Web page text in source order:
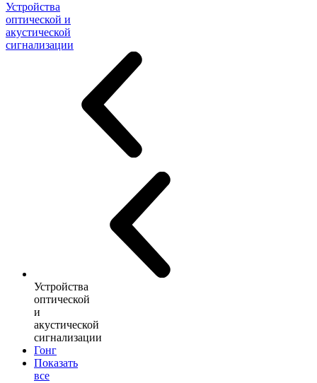
Устройства
оптической и
акустической
сигнализации
Устройства
оптической
и
акустической
сигнализации
Гонг
Показать
все